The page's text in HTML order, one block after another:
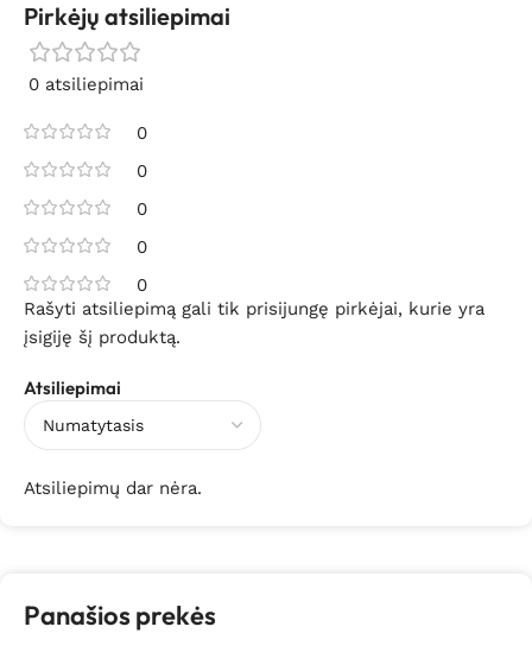
Pirkėjų atsiliepimai
0 atsiliepimai
0
0
0
0
0
Atsiliepimai
Atsiliepimų dar nėra.
Rašyti atsiliepimą gali tik prisijungę pirkėjai, kurie yra
įsigiję šį produktą.
Panašios prekės